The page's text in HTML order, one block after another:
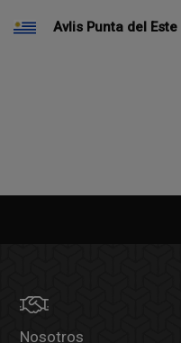
Avlis Punta del Este
Nosotros